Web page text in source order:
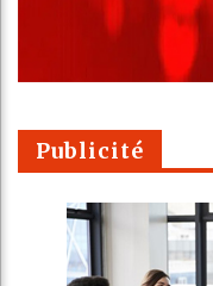
Publicité